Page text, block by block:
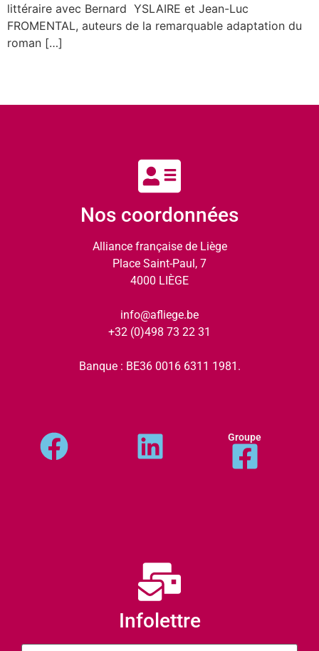
littéraire avec Bernard YSLAIRE et Jean-Luc
FROMENTAL, auteurs de la remarquable adaptation du
roman […]
Nos coordonnées
Alliance française de Liège
Place Saint-Paul, 7
4000 LIÈGE
info@afliege.be
+32 (0)498 73 22 31
Banque : BE36 0016 6311 1981.
Groupe
Infolettre